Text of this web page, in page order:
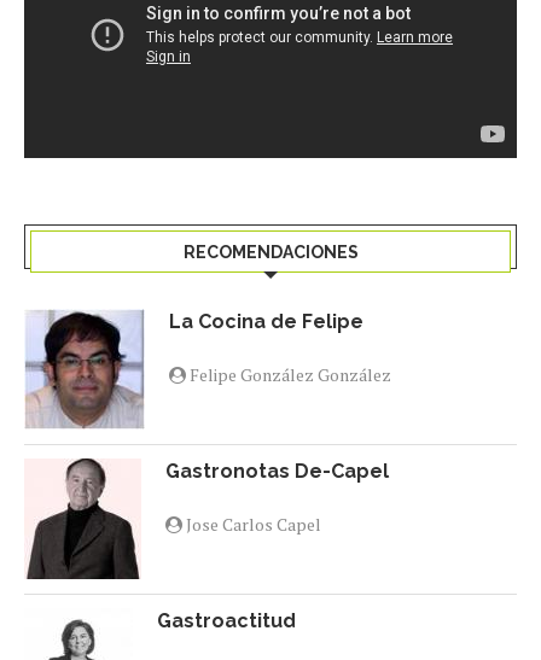
RECOMENDACIONES
La Cocina de Felipe
Felipe González González
Gastronotas De-Capel
Jose Carlos Capel
Gastroactitud